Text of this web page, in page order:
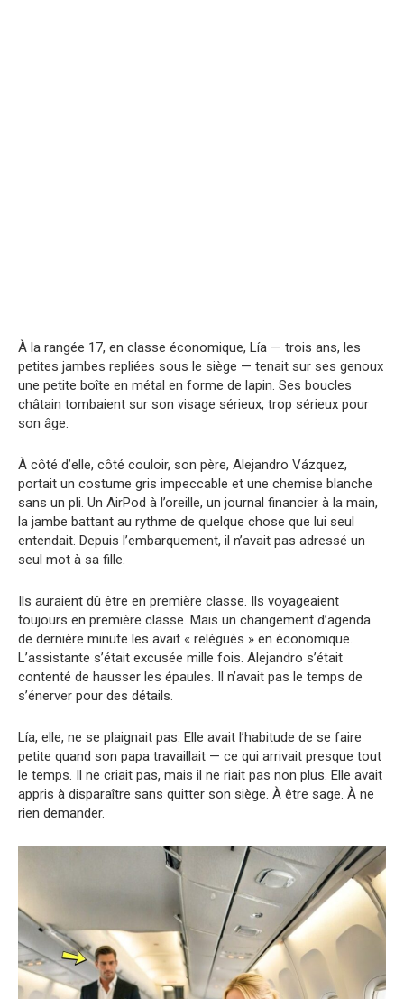
À la rangée 17, en classe économique, Lía — trois ans, les
petites jambes repliées sous le siège — tenait sur ses genoux
une petite boîte en métal en forme de lapin. Ses boucles
châtain tombaient sur son visage sérieux, trop sérieux pour
son âge.
À côté d’elle, côté couloir, son père, Alejandro Vázquez,
portait un costume gris impeccable et une chemise blanche
sans un pli. Un AirPod à l’oreille, un journal financier à la main,
la jambe battant au rythme de quelque chose que lui seul
entendait. Depuis l’embarquement, il n’avait pas adressé un
seul mot à sa fille.
Ils auraient dû être en première classe. Ils voyageaient
toujours en première classe. Mais un changement d’agenda
de dernière minute les avait « relégués » en économique.
L’assistante s’était excusée mille fois. Alejandro s’était
contenté de hausser les épaules. Il n’avait pas le temps de
s’énerver pour des détails.
Lía, elle, ne se plaignait pas. Elle avait l’habitude de se faire
petite quand son papa travaillait — ce qui arrivait presque tout
le temps. Il ne criait pas, mais il ne riait pas non plus. Elle avait
appris à disparaître sans quitter son siège. À être sage. À ne
rien demander.